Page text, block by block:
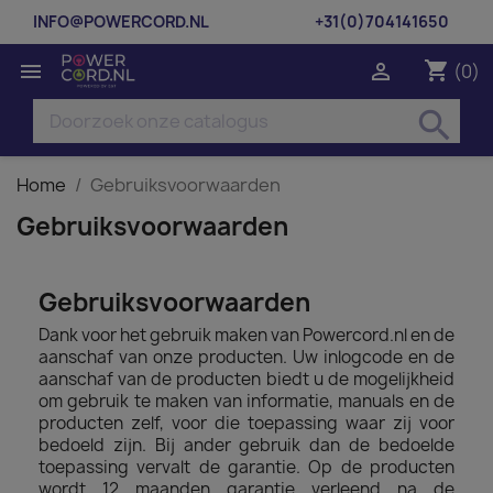
INFO@POWERCORD.NL +31(0)704141650
 shopping_cart (0)

search
Home Gebruiksvoorwaarden
Gebruiksvoorwaarden
Gebruiksvoorwaarden
Dank voor het gebruik maken van Powercord.nl en de
aanschaf van onze producten. Uw inlogcode en de
aanschaf van de producten biedt u de mogelijkheid
om gebruik te maken van informatie, manuals en de
producten zelf, voor die toepassing waar zij voor
bedoeld zijn. Bij ander gebruik dan de bedoelde
toepassing vervalt de garantie. Op de producten